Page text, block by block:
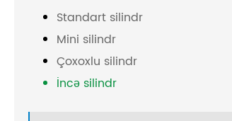
Standart silindr
Mini silindr
Çoxoxlu silindr
İncə silindr